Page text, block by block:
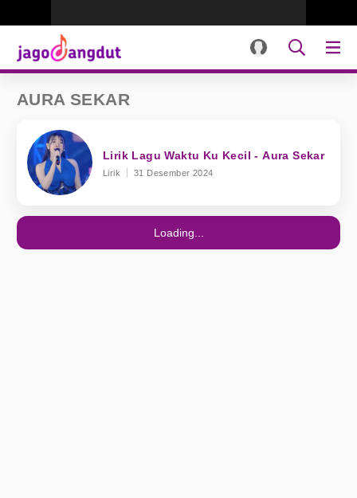
AURA SEKAR
Lirik Lagu Waktu Ku Kecil - Aura Sekar
Lirik 31 Desember 2024
Loading...